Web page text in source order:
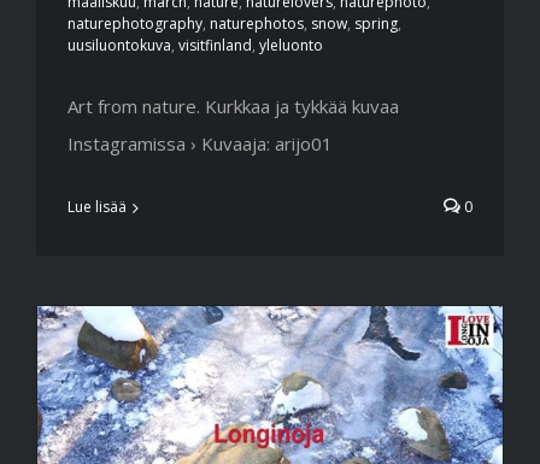
naturephotography, naturephotos, snow, spring,
uusiluontokuva, visitfinland, yleluonto
Art from nature. Kurkkaa ja tykkää kuvaa
Instagramissa › Kuvaaja: arijo01
Lue lisää 0